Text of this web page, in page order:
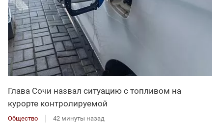
Глава Сочи назвал ситуацию с топливом на
курорте контролируемой
Общество 42 минуты назад